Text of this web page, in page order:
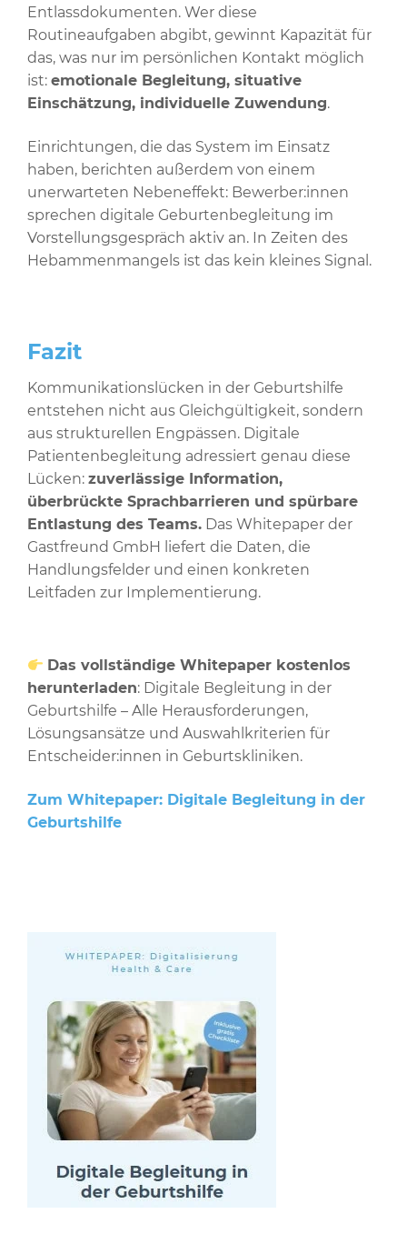
Entlassdokumenten. Wer diese
Routineaufgaben abgibt, gewinnt Kapazität für
das, was nur im persönlichen Kontakt möglich
ist: emotionale Begleitung, situative
Einschätzung, individuelle Zuwendung.
Einrichtungen, die das System im Einsatz
haben, berichten außerdem von einem
unerwarteten Nebeneffekt: Bewerber:innen
sprechen digitale Geburtenbegleitung im
Vorstellungsgespräch aktiv an. In Zeiten des
Hebammenmangels ist das kein kleines Signal.
Fazit
Kommunikationslücken in der Geburtshilfe
entstehen nicht aus Gleichgültigkeit, sondern
aus strukturellen Engpässen. Digitale
Patientenbegleitung adressiert genau diese
Lücken: zuverlässige Information,
überbrückte Sprachbarrieren und spürbare
Entlastung des Teams. Das Whitepaper der
Gastfreund GmbH liefert die Daten, die
Handlungsfelder und einen konkreten
Leitfaden zur Implementierung.
Das vollständige Whitepaper kostenlos
herunterladen: Digitale Begleitung in der
Geburtshilfe – Alle Herausforderungen,
Lösungsansätze und Auswahlkriterien für
Entscheider:innen in Geburtskliniken.
Zum Whitepaper: Digitale Begleitung in der
Geburtshilfe